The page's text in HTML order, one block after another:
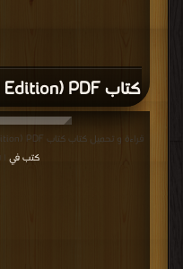
كتاب Murach's MySQL (3rd Edition) PDF
قراءة و تحميل كتاب كتاب Murach's MySQL (1rd Edition) PDF مجانا | مكتبة >
كتب في